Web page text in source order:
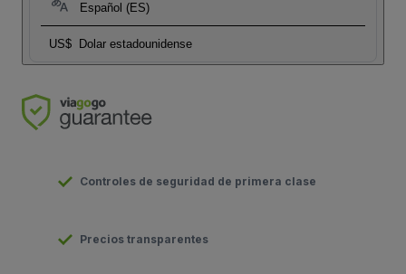
Español (ES)
US$ Dolar estadounidense
Controles de seguridad de primera clase
Precios transparentes